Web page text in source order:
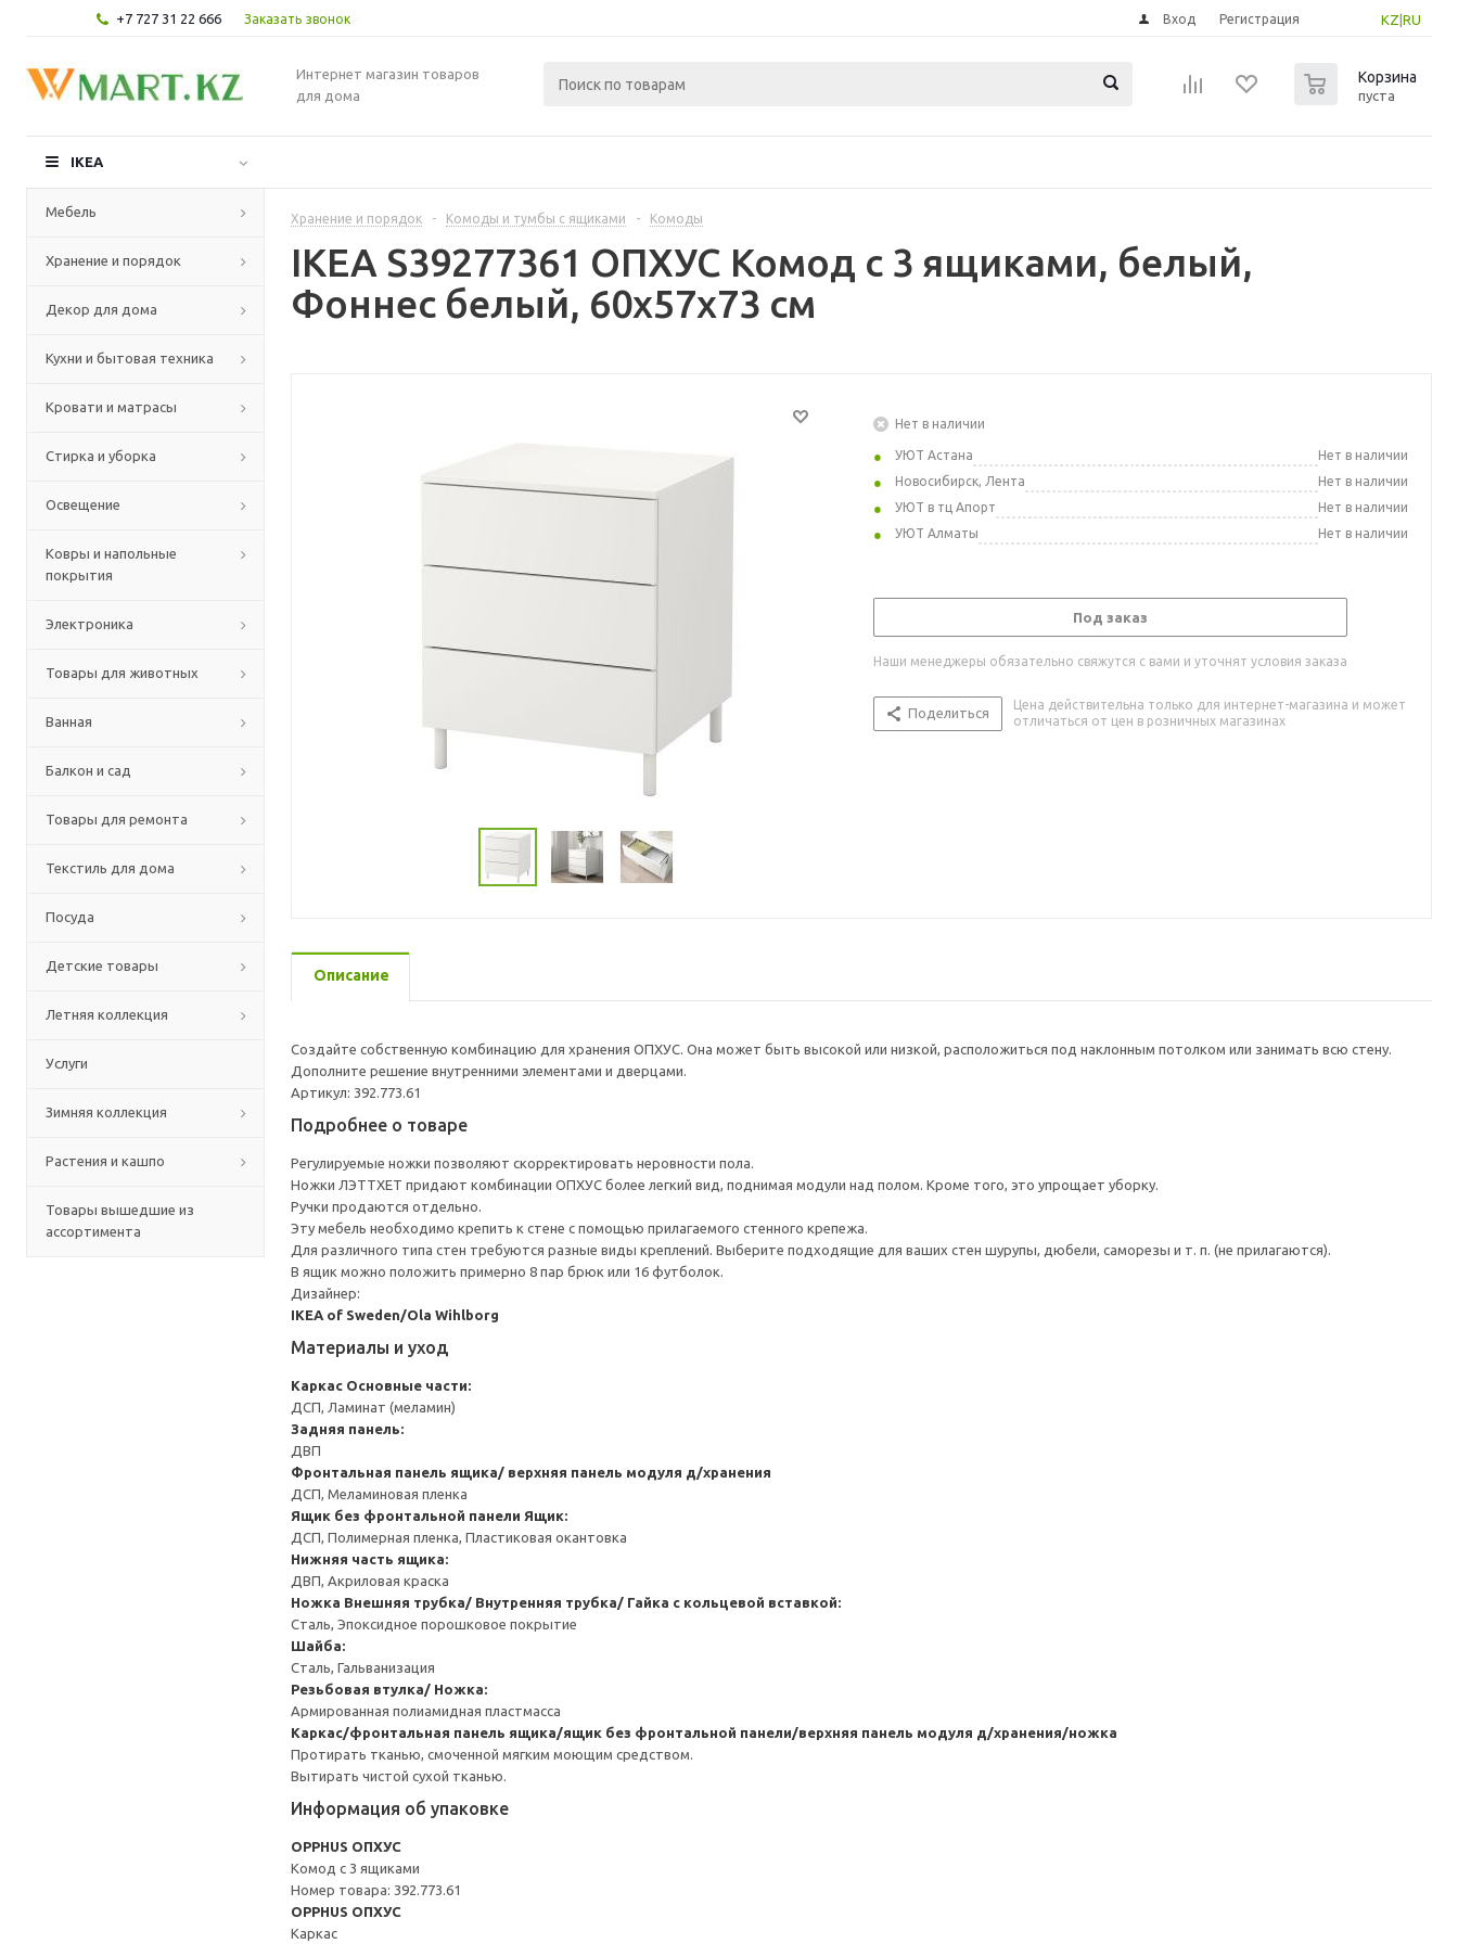
+7 727 31 22 666 Заказать звонок KZ RU
Вход Регистрация
Интернет магазин товаров
для дома
Корзина
пуста
IKEA
Мебель
Хранение и порядок
Декор для дома
Кухни и бытовая техника
Кровати и матрасы
Стирка и уборка
Освещение
Ковры и напольные
покрытия
Электроника
Товары для животных
Ванная
Балкон и сад
Товары для ремонта
Текстиль для дома
Посуда
Детские товары
Летняя коллекция
Услуги
Зимняя коллекция
Растения и кашпо
Товары вышедшие из
ассортимента
Хранение и порядок - Комоды и тумбы с ящиками - Комоды
IKEA S39277361 ОПХУС Комод с 3 ящиками, белый,
Фоннес белый, 60x57x73 см
Нет в наличии
УЮТ Астана
Нет в наличии
Новосибирск, Лента
Нет в наличии
УЮТ в тц Апорт
Нет в наличии
УЮТ Алматы
Нет в наличии
Под заказ
Наши менеджеры обязательно свяжутся с вами и уточнят условия заказа
Поделиться
Цена действительна только для интернет-магазина и может
отличаться от цен в розничных магазинах
Описание
Создайте собственную комбинацию для хранения ОПХУС. Она может быть высокой или низкой, расположиться под наклонным потолком или занимать всю стену.
Дополните решение внутренними элементами и дверцами.
Артикул: 392.773.61
Подробнее о товаре
Регулируемые ножки позволяют скорректировать неровности пола.
Ножки ЛЭТТХЕТ придают комбинации ОПХУС более легкий вид, поднимая модули над полом. Кроме того, это упрощает уборку.
Ручки продаются отдельно.
Эту мебель необходимо крепить к стене с помощью прилагаемого стенного крепежа.
Для различного типа стен требуются разные виды креплений. Выберите подходящие для ваших стен шурупы, дюбели, саморезы и т. п. (не прилагаются).
В ящик можно положить примерно 8 пар брюк или 16 футболок.
Дизайнер:
IKEA of Sweden/Ola Wihlborg
Материалы и уход
Каркас Основные части:
ДСП, Ламинат (меламин)
Задняя панель:
ДВП
Фронтальная панель ящика/ верхняя панель модуля д/хранения
ДСП, Меламиновая пленка
Ящик без фронтальной панели Ящик:
ДСП, Полимерная пленка, Пластиковая окантовка
Нижняя часть ящика:
ДВП, Акриловая краска
Ножка Внешняя трубка/ Внутренняя трубка/ Гайка с кольцевой вставкой:
Сталь, Эпоксидное порошковое покрытие
Шайба:
Сталь, Гальванизация
Резьбовая втулка/ Ножка:
Армированная полиамидная пластмасса
Каркас/фронтальная панель ящика/ящик без фронтальной панели/верхняя панель модуля д/хранения/ножка
Протирать тканью, смоченной мягким моющим средством.
Вытирать чистой сухой тканью.
Информация об упаковке
OPPHUS ОПХУС
Комод с 3 ящиками
Номер товара: 392.773.61
OPPHUS ОПХУС
Каркас